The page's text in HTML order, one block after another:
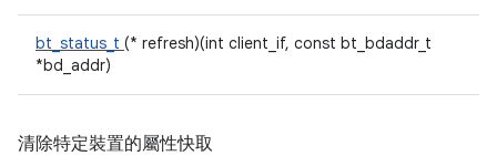
bt_status_t (* refresh)(int client_if, const bt_bdaddr_t
*bd_addr)
清除特定裝置的屬性快取